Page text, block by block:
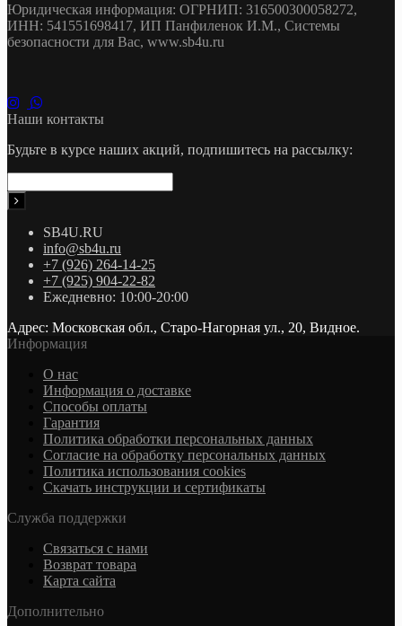
Юридическая информация: ОГРНИП: 316500300058272,
ИНН: 541551698417, ИП Панфиленок И.М., Системы
безопасности для Вас, www.sb4u.ru
Наши контакты
Будьте в курсе наших акций, подпишитесь на рассылку:
SB4U.RU
info@sb4u.ru
+7 (926) 264-14-25
+7 (925) 904-22-82
Ежедневно: 10:00-20:00
Адрес: Московская обл., Старо-Нагорная ул., 20, Видное.
Информация
О нас
Информация о доставке
Cпособы оплаты
Гарантия
Политика обработки персональных данных
Согласие на обработку персональных данных
Политика использования cookies
Скачать инструкции и сертификаты
Служба поддержки
Связаться с нами
Возврат товара
Карта сайта
Дополнительно